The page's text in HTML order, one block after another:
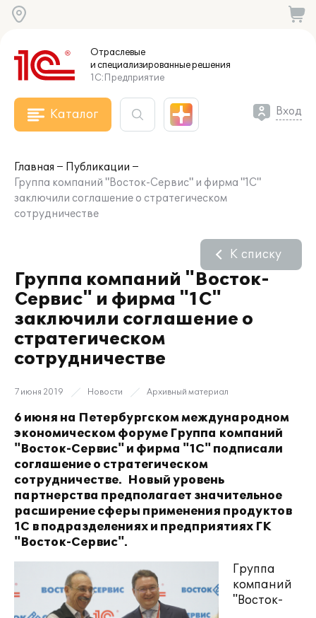
Отраслевые
и специализированныерешения
1С:Предприятие
Каталог Вход
Главная
Публикации
Группа компаний "Восток-Сервис" и фирма "1С"
заключили соглашение о стратегическом
сотрудничестве
Группа компаний "Восток-
Сервис" и фирма "1С"
заключили соглашение о
стратегическом
сотрудничестве
К списку
7 июня 2019 Новости Архивный материал
6 июня на Петербургском международном
экономическом форуме Группа компаний
"Восток-Сервис" и фирма "1С" подписали
соглашение о стратегическом
сотрудничестве. Новый уровень
партнерства предполагает значительное
расширение сферы применения продуктов
1С в подразделениях и предприятиях ГК
"Восток-Сервис".
Группа
компаний
"Восток-